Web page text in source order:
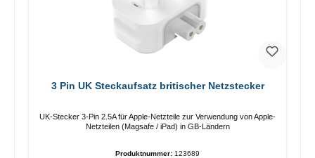
3 Pin UK Steckaufsatz britischer Netzstecker
UK-Stecker 3-Pin 2.5A für Apple-Netzteile zur Verwendung von Apple-
Netzteilen (Magsafe / iPad) in GB-Ländern
Produktnummer: 123689